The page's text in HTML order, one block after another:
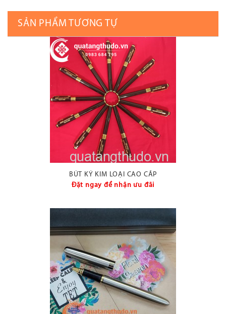
SẢN PHẨM TƯƠNG TỰ
BÚT KÝ KIM LOẠI CAO CẤP
Đặt ngay để nhận ưu đãi